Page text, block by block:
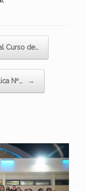
Curso de…
Nº… →